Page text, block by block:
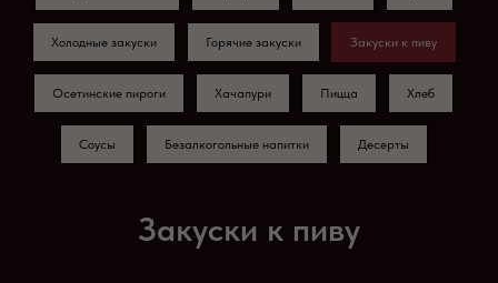
Холодные закуски Горячие закуски Закуски к пиву
Осетинские пироги Хачапури Пицца Хлеб
Соусы Безалкогольные напитки Десерты
Закуски к пиву